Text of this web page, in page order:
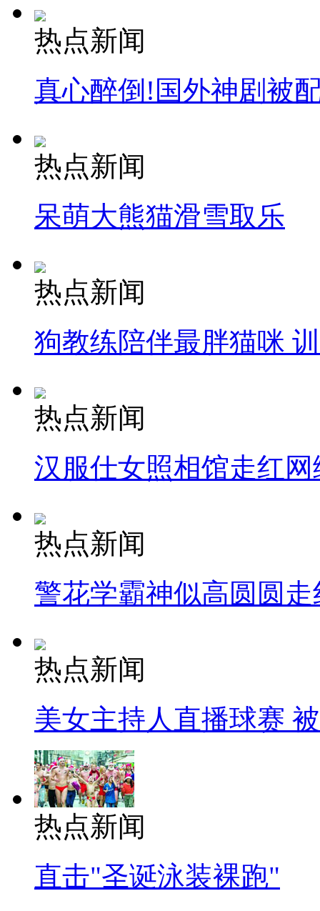
热点新闻
真心醉倒!国外神剧被
热点新闻
呆萌大熊猫滑雪取乐
热点新闻
狗教练陪伴最胖猫咪
热点新闻
汉服仕女照相馆走红网
热点新闻
警花学霸神似高圆圆走
热点新闻
美女主持人直播球赛
热点新闻
直击"圣诞泳装裸跑"